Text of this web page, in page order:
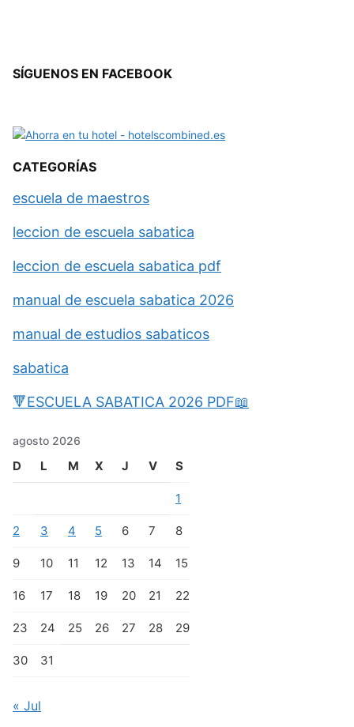
SÍGUENOS EN FACEBOOK
CATEGORÍAS
escuela de maestros
leccion de escuela sabatica
leccion de escuela sabatica pdf
manual de escuela sabatica 2026
manual de estudios sabaticos
sabatica
🔻ESCUELA SABATICA 2026 PDF📖
agosto 2026
D L M X J V S
1
2 3 4 5 6 7 8
9 10 11 12 13 14 15
16 17 18 19 20 21 22
23 24 25 26 27 28 29
30 31
« Jul